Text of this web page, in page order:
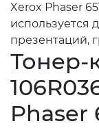
Xerox Phaser
используется
презентаций,
Тонер-
Phaser